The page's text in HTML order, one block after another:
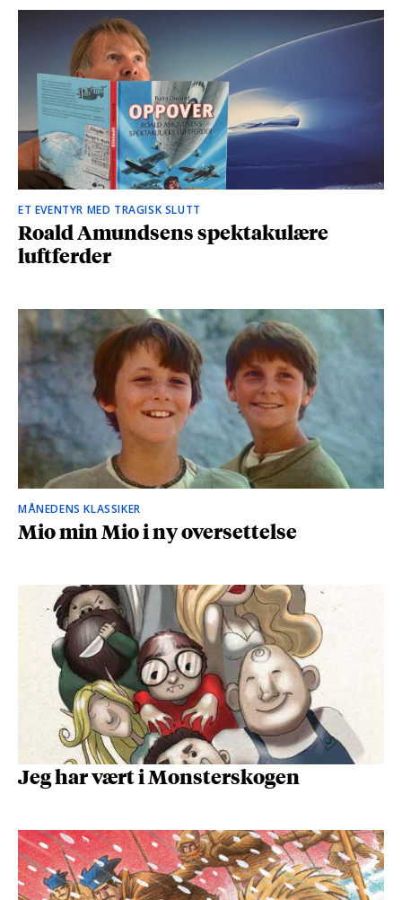
ET EVENTYR MED TRAGISK SLUTT
Roald Amundsens spektakulære
luftferder
MÅNEDENS KLASSIKER
Mio min Mio i ny oversettelse
Jeg har vært i Monsterskogen